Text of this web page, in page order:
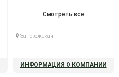
Смотреть все
Запорожская
ИНФОРМАЦИЯ О КОМПАНИИ